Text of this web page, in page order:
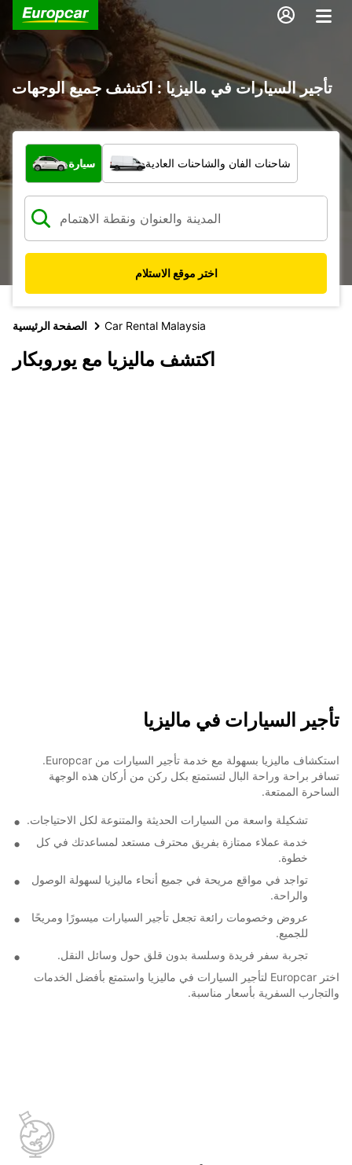
تأجير السيارات في ماليزيا : اكتشف جميع الوجهات
ما نوع المركبة؟
سيارة شاحنات الفان والشاحنات العادية
اختر موقع الاستلام
الصفحة الرئيسية Car Rental Malaysia
اكتشف ماليزيا مع يوروبكار
تأجير السيارات في ماليزيا
استكشاف ماليزيا بسهولة مع خدمة تأجير السيارات من Europcar.
تسافر براحة وراحة البال لتستمتع بكل ركن من أركان هذه الوجهة
الساحرة الممتعة.
تشكيلة واسعة من السيارات الحديثة والمتنوعة لكل الاحتياجات.
خدمة عملاء ممتازة بفريق محترف مستعد لمساعدتك في كل
خطوة.
تواجد في مواقع مريحة في جميع أنحاء ماليزيا لسهولة الوصول
والراحة.
عروض وخصومات رائعة تجعل تأجير السيارات ميسورًا ومريحًا
للجميع.
تجربة سفر فريدة وسلسة بدون قلق حول وسائل النقل.
اختر Europcar لتأجير السيارات في ماليزيا واستمتع بأفضل الخدمات
والتجارب السفرية بأسعار مناسبة.